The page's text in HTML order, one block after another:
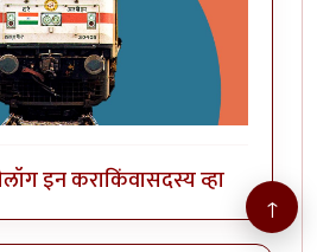
लॉग इन कराकिंवासदस्य व्हा
↑